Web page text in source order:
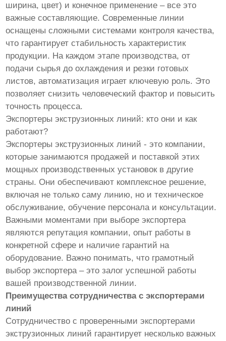
ширина, цвет) и конечное применение – все это
важные составляющие. Современные линии
оснащены сложными системами контроля качества,
что гарантирует стабильность характеристик
продукции. На каждом этапе производства, от
подачи сырья до охлаждения и резки готовых
листов, автоматизация играет ключевую роль. Это
позволяет снизить человеческий фактор и повысить
точность процесса.
Экспортеры экструзионных линий: кто они и как
работают?
Экспортеры экструзионных линий - это компании,
которые занимаются продажей и поставкой этих
мощных производственных установок в другие
страны. Они обеспечивают комплексное решение,
включая не только саму линию, но и техническое
обслуживание, обучение персонала и консультации.
Важными моментами при выборе экспортера
являются репутация компании, опыт работы в
конкретной сфере и наличие гарантий на
оборудование. Важно понимать, что грамотный
выбор экспортера – это залог успешной работы
вашей производственной линии.
Преимущества сотрудничества с экспортерами
линий
Сотрудничество с проверенными экспортерами
экструзионных линий гарантирует несколько важных